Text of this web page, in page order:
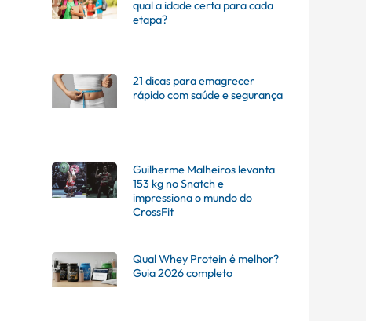
qual a idade certa para cada
etapa?
21 dicas para emagrecer
rápido com saúde e segurança
Guilherme Malheiros levanta
153 kg no Snatch e
impressiona o mundo do
CrossFit
Qual Whey Protein é melhor?
Guia 2026 completo